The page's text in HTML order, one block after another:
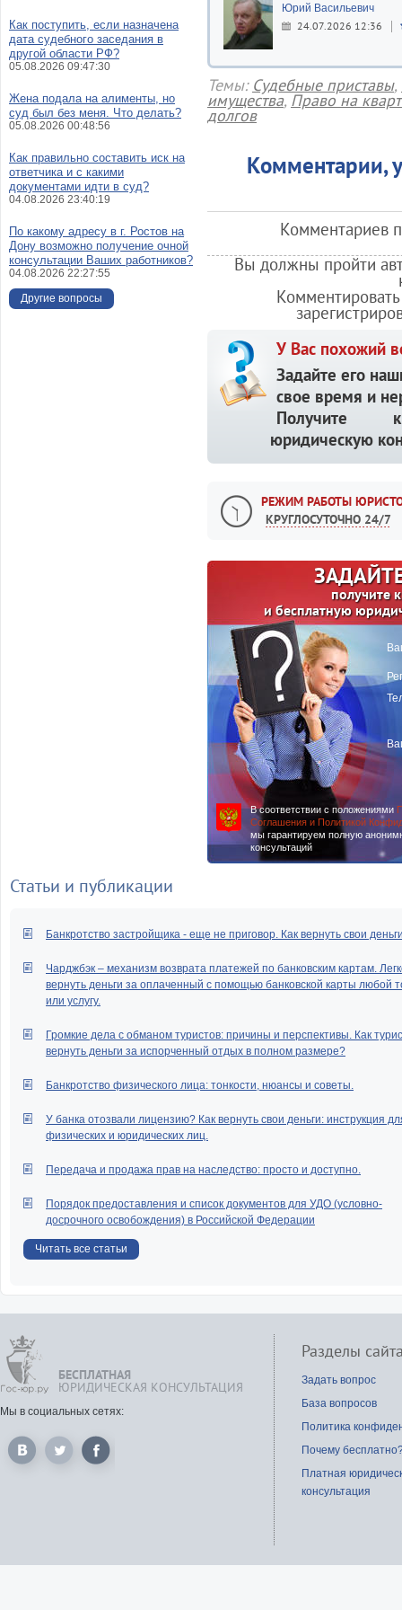
Юрий Васильевич
24.07.2026 12:36
Темы: Судебные приставы,
имущества, Право на
долгов
Комментарии,
Комментариев
Вы должны пройти
У Вас похожий
Задайте его
свое время и
Получите
юридическую
РЕЖИМ РАБОТЫ
КРУГЛОСУТОЧНО 24/7
получите
и бесплатную
В соответствии с положениями
Соглашения и Политикой
мы гарантируем полную
консультаций
Как поступить, если назначена
дата судебного заседания в
другой области РФ?
05.08.2026 09:47:30
Жена подала на алименты, но
суд был без меня. Что делать?
05.08.2026 00:48:56
Как правильно составить иск на
ответчика и с какими
документами идти в суд?
04.08.2026 23:40:19
По какому адресу в г. Ростов на
Дону возможно получение очной
консультации Ваших работников?
04.08.2026 22:27:55
Другие вопросы
Статьи и публикации
Банкротство застройщика - еще не приговор. Как вернуть свои
Чарджбэк – механизм возврата платежей по банковским картам.
вернуть деньги за оплаченный с помощью банковской карты любой
или услугу.
Громкие дела с обманом туристов: причины и перспективы. Как
вернуть деньги за испорченный отдых в полном размере?
Банкротство физического лица: тонкости, нюансы и советы.
У банка отозвали лицензию? Как вернуть свои деньги: инструкция
физических и юридических лиц.
Передача и продажа прав на наследство: просто и доступно.
Порядок предоставления и список документов для УДО (условно-
досрочного освобождения) в Российской Федерации
Читать все статьи
БЕСПЛАТНАЯ
ЮРИДИЧЕСКАЯ КОНСУЛЬТАЦИЯ
Мы в социальных сетях:
Разделы
Задать вопрос
База вопросов
Политика
Почему
Платная
консультация